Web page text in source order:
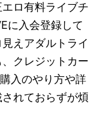
ロ有料ライブチ
に入会登録して
えアダルトライ
クレジットカー
入のやり方や詳
れておらずが煩